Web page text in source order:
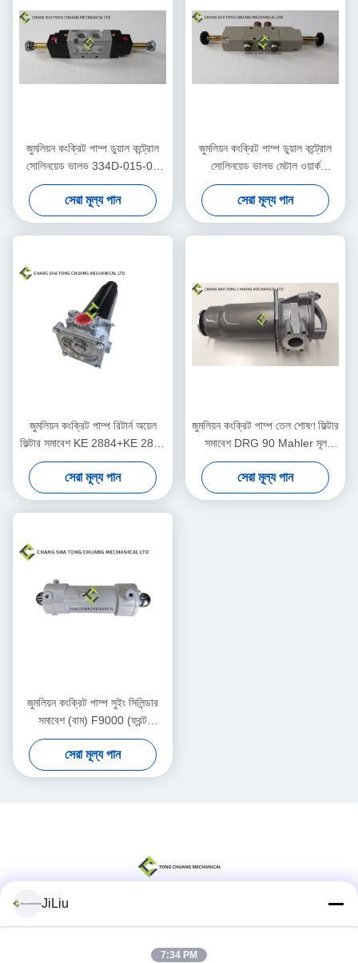
জুমলিয়ন কংক্রিট পাম্প ডুয়াল কন্ট্রোল
সোলিনয়েড ভালভ 334D-015-02
1010302328
সেরা মূল্য পান
জুমলিয়ন কংক্রিট পাম্প ডুয়াল কন্ট্রোল
সোলিনয়েড ভালভ মেটাল ওয়ার্ক
1070500150
সেরা মূল্য পান
জুমলিয়ন কংক্রিট পাম্প রিটার্ন অয়েল
ফিল্টার সমাবেশ KE 2884+KE 2883
1010600428
সেরা মূল্য পান
জুমলিয়ন কংক্রিট পাম্প তেল শোষণ ফিল্টার
সমাবেশ DRG 90 Mahler মূল
1010600452
সেরা মূল্য পান
জুমলিয়ন কংক্রিট পাম্প সুইং সিলিন্ডার
সমাবেশ (বাম) F9000 (ফ্রন্ট
ড্রাইভারের সিট)
000190201A0200000
সেরা মূল্য পান
JiLiu
7:34 PM